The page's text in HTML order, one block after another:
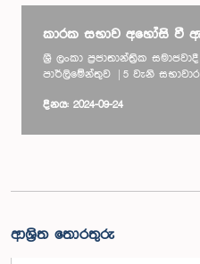
කාරක සභාව අහෝසි වී
ශ්‍රී ලංකා ප්‍රජාතාන්ත්‍රික
පාර්ලිමේන්තුව | 5 වැනි
දිනය: 2024-09-24
ආශ්‍රිත තොරතුරු